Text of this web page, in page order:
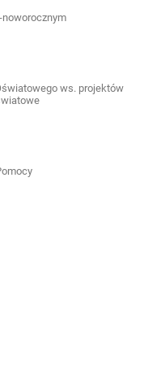
ws. projektów